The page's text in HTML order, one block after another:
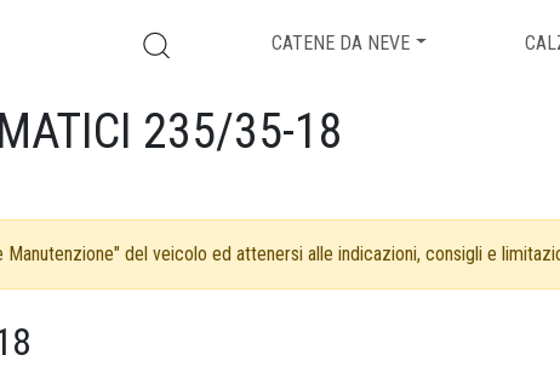
CATENE DA NEVE
235/35-18
del veicolo ed attenersi alle indicazioni, consigli e